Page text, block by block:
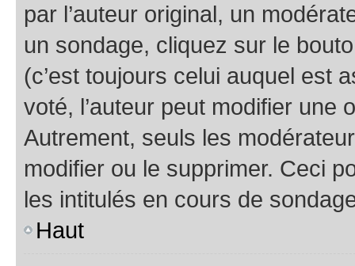
par l’auteur original, un
un sondage, cliquez sur le
(c’est toujours celui auquel est
voté, l’auteur peut modifier une
Autrement, seuls les
modifier ou le supprimer. Ceci
les intitulés en cours de
Haut